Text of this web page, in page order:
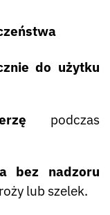
do użytku
podczas
bez nadzoru
lub szelek.